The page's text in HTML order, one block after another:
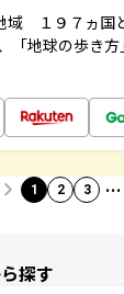
域 １９７ヵ国
「地球の歩き
1 2 3 …
探す